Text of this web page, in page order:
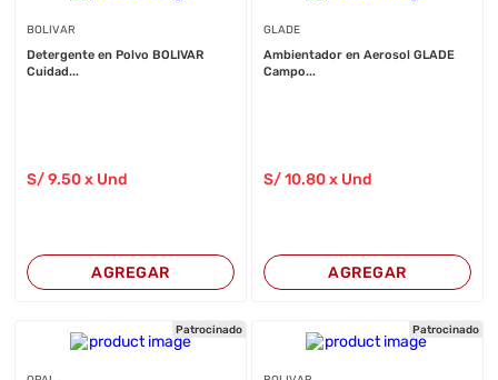
BOLIVAR
Detergente en Polvo BOLIVAR
Cuidad...
S/9.50 x Und
AGREGAR
GLADE
Ambientador en Aerosol GLADE
Campo...
S/10.80x Und
AGREGAR
Patrocinado Patrocinado